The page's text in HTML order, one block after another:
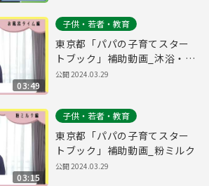
03:49
子供・若者・教育
東京都「パパの子育てスター
トブック」補助動画_沐浴・お
風呂
公開2024.03.29
03:15
子供・若者・教育
東京都「パパの子育てスター
トブック」補助動画_粉ミルク
公開2024.03.29